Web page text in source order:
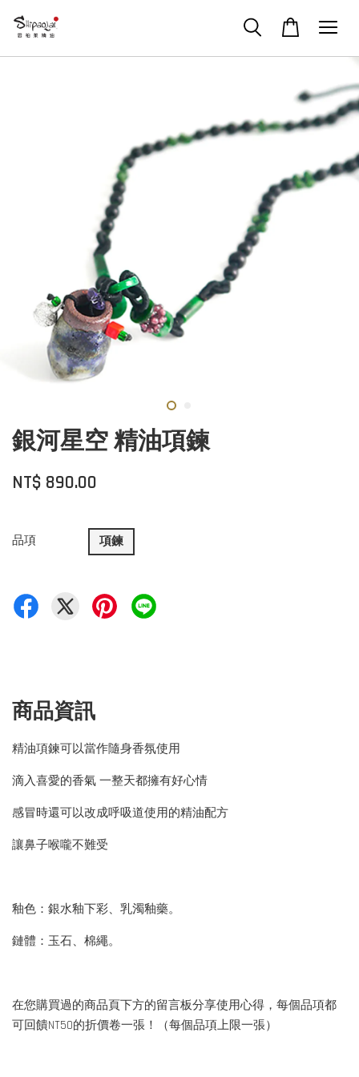
銀河星空 精油項鍊
NT$ 890.00
品項 項鍊
商品資訊
精油項鍊可以當作隨身香氛使用
滴入喜愛的香氣 一整天都擁有好心情
感冒時還可以改成呼吸道使用的精油配方
讓鼻子喉嚨不難受
釉色：銀水釉下彩、乳濁釉藥。
鏈體：玉石、棉繩。
在您購買過的商品頁下方的留言板分享使用心得，每個品項都
可回饋NT50的折價卷一張！（每個品項上限一張）